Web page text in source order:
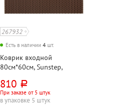
267932
Есть в наличии 4 шт.
Коврик входной
80см*60см, Sunstep,
коричневый,
этиленвинилацетат
810 руб.
При заказе от 5 штук
в упаковке 5 штук